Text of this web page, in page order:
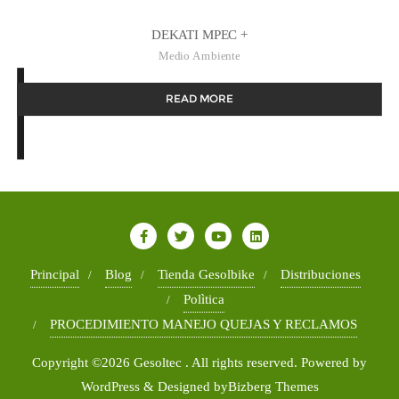
DEKATI MPEC +
Medio Ambiente
READ MORE
Principal Blog Tienda Gesolbike
Distribuciones
Polìtica
PROCEDIMIENTO MANEJO QUEJAS Y RECLAMOS
Copyright ©2026 Gesoltec . All rights reserved. Powered by
WordPress & Designed byBizberg Themes